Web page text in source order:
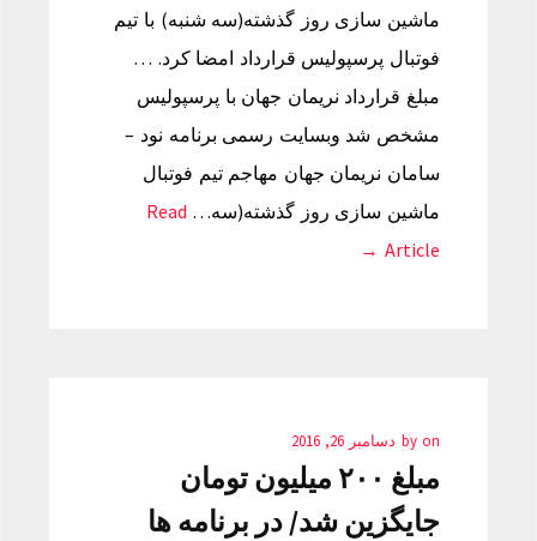
ماشین سازی روز گذشته(سه شنبه) با تیم
فوتبال پرسپولیس قرارداد امضا کرد. …
مبلغ قرارداد نریمان جهان با پرسپولیس
مشخص شد وبسایت رسمی برنامه نود –
سامان نریمان جهان مهاجم تیم فوتبال
ماشین سازی روز گذشته(سه… Read
Article →
by on دسامبر 26, 2016
مبلغ ۲۰۰ میلیون تومان
جایگزین شد/ در برنامه ها